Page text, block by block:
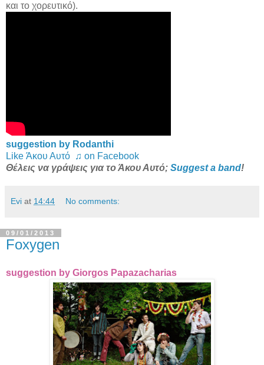
και το χορευτικό).
suggestion by Rodanthi
Like Άκου Αυτό ♫ on Facebook
Θέλεις να γράψεις για το Άκου Αυτό; Suggest a band!
Evi at 14:44 No comments:
09/01/2013
Foxygen
suggestion by Giorgos Papazacharias